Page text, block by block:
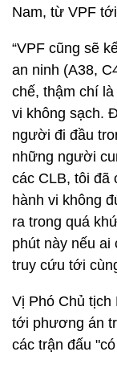
Nam, từ VPF
“VPF cũng sẽ
an ninh (A38,
chế, thậm chí
vi không sạch.
người đi đầu
những người
các CLB, tôi đã
hành vi không
ra trong quá
phút này nếu ai
truy cứu tới
Vị Phó Chủ
tới phương án
các trận đấu